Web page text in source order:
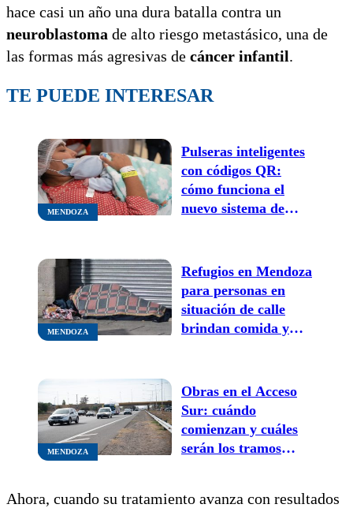
hace casi un año una dura batalla contra un
neuroblastoma de alto riesgo metastásico, una de
las formas más agresivas de cáncer infantil.
TE PUEDE INTERESAR
MENDOZA
Pulseras inteligentes
con códigos QR:
cómo funciona el
nuevo sistema de
nacidos
MENDOZA
Refugios en Mendoza
para personas en
situación de calle
brindan comida y
quedan
MENDOZA
Obras en el Acceso
Sur: cuándo
comienzan y cuáles
serán los tramos
Ahora, cuando su tratamiento avanza con resultados